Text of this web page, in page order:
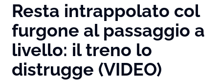
Resta intrappolato col
furgone al passaggio a
livello: il treno lo
distrugge (VIDEO)